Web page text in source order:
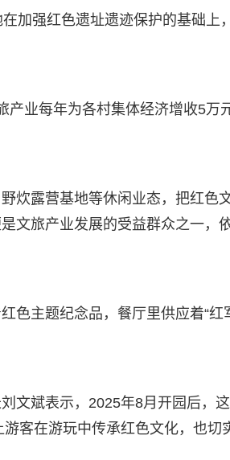
加强红色遗址遗迹保护的基础上
产业每年为各村集体经济增收5万
炊露营基地等休闲业态，把红色
文旅产业发展的受益群众之一，
色主题纪念品，餐厅里供应着“红
文斌表示，2025年8月开园后，
客在游玩中传承红色文化，也切